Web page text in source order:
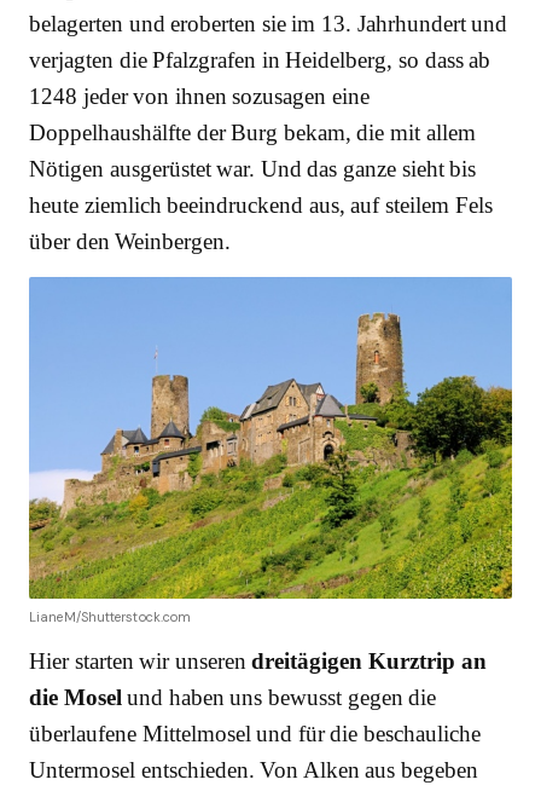
belagerten und eroberten sie im 13. Jahrhundert und
verjagten die Pfalzgrafen in Heidelberg, so dass ab
1248 jeder von ihnen sozusagen eine
Doppelhaushälfte der Burg bekam, die mit allem
Nötigen ausgerüstet war. Und das ganze sieht bis
heute ziemlich beeindruckend aus, auf steilem Fels
über den Weinbergen.
LianeM/Shutterstock.com
Hier starten wir unserendreitägigen Kurztrip an
die Mosel und haben uns bewusst gegen die
überlaufene Mittelmosel und für die beschauliche
Untermosel entschieden. Von Alken aus begeben